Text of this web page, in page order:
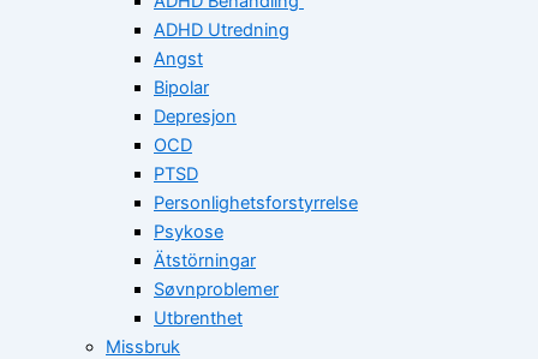
ADHD Utredning
Angst
Bipolar
Depresjon
OCD
PTSD
Personlighetsforstyrrelse
Psykose
Ätstörningar
Søvnproblemer
Utbrenthet
Missbruk